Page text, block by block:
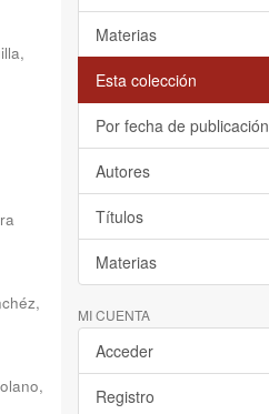
Materias
Esta colección
Por fecha de publicación
Autores
Títulos
Materias
MI CUENTA
Acceder
Registro